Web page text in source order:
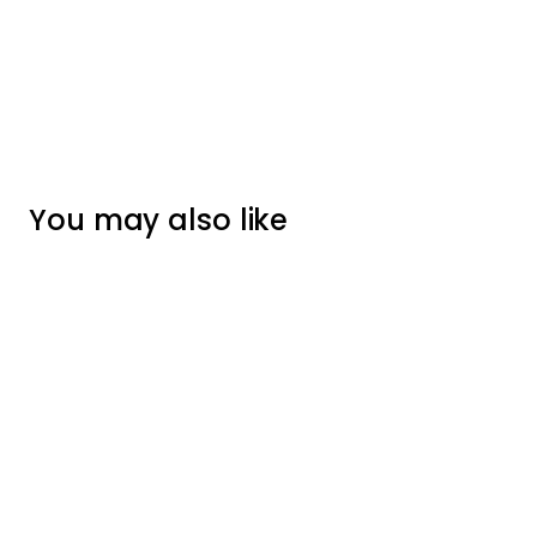
You may also like